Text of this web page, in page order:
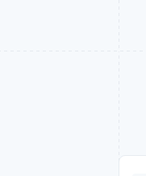
闲
API 状态